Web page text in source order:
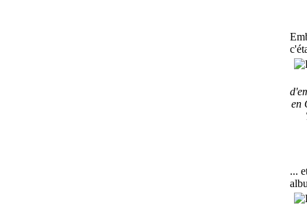
en
...